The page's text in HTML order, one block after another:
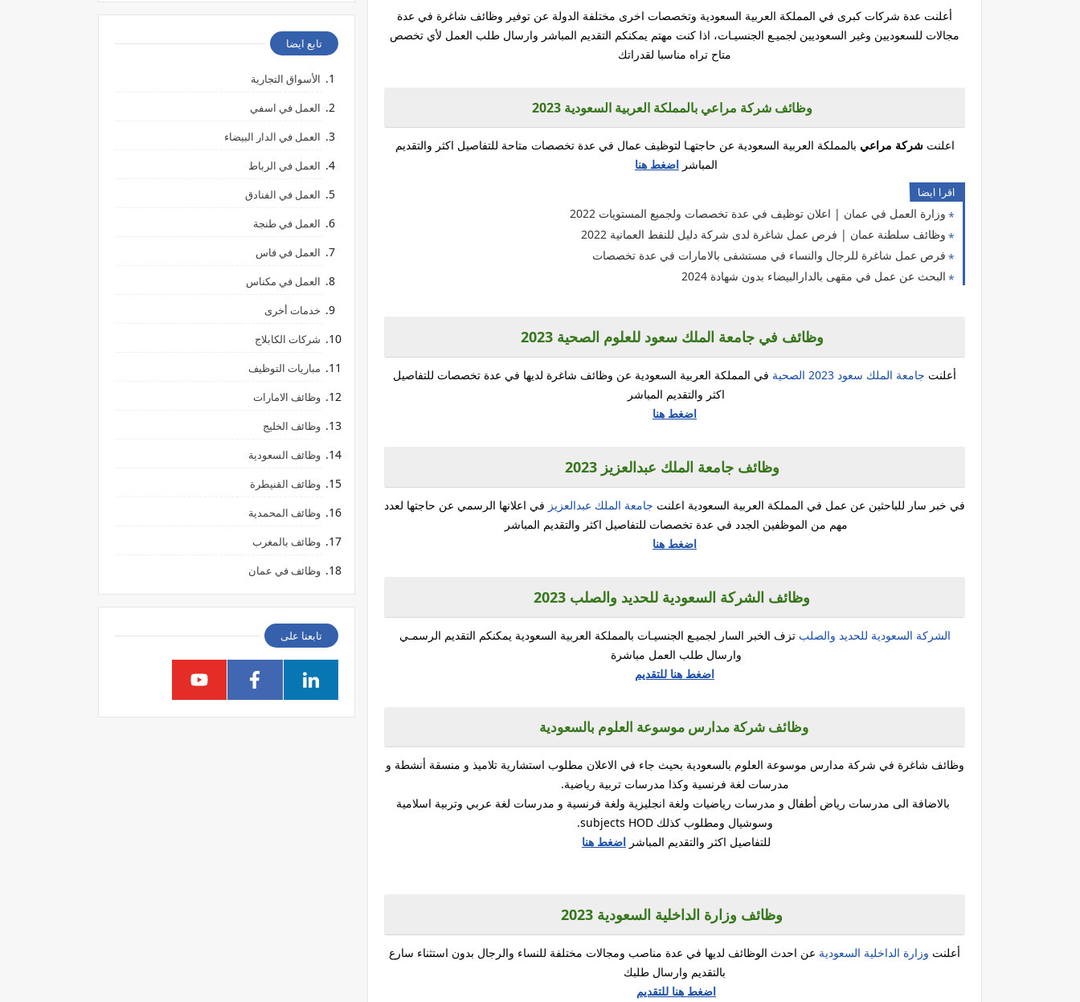
أعلنت عدة شركات كبرى في المملكة العربية السعودية وتخصصات اخرى مختلفة الدولة عن توفير وظائف شاغرة في عدة
مجالات للسعوديين وغير السعوديين لجميـع الجنسيـات، اذا كنت مهتم يمكنكم التقديم المباشر وارسال طلب العمل لأي تخصص
متاح تراه مناسبا لقدراتك
وظائف شركة مراعي بالمملكة العربية السعودية 2023
اعلنتشركة مراعي بالمملكة العربية السعودية عن حاجتهـا لتوظيف عمال في عدة تخصصات متاحة للتفاصيل اكثر والتقديم
المباشر اضغط هنا
اقرا ايضا
وزارة العمل في عمان | اعلان توظيف في عدة تخصصات ولجميع المستويات 2022
وظائف سلطنة عمان | فرص عمل شاغرة لدى شركة دليل للنفط العمانية 2022
فرص عمل شاغرة للرجال والنساء في مستشفى بالامارات في عدة تخصصات
البحث عن عمل في مقهى بالدارالبيضاء بدون شهادة 2024
وظائف في جامعة الملك سعود للعلوم الصحية 2023
أعلنت جامعة الملك سعود 2023 الصحية
في المملكة العربية السعودية عن وظائف شاغرة لديها في عدة تخصصات للتفاصيل
اكثر والتقديم المباشر
اضغط هنا
وظائف جامعة الملك عبدالعزيز 2023
في خبر سار للباحثين عن عمل في المملكة العربية السعودية اعلنت جامعة الملك عبدالعزيز في اعلانها الرسمي عن حاجتها لعدد
مهم من الموظفين الجدد في عدة تخصصات للتفاصيل اكثر والتقديم المباشر
اضغط هنا
وظائف الشركة السعودية للحديد والصلب 2023
الشركة السعودية للحديد والصلب تزف الخبر السار لجميـع الجنسيـات بالمملكة العربية السعودية يمكنكم التقديم الرسمـي
وارسال طلب العمل مباشرة
اضغط هنا للتقديم
وظائف شركة مدارس موسوعة العلوم بالسعودية
وظائف شاغرة في شركة مدارس موسوعة العلوم بالسعودية بحيث جاء في الاعلان مطلوب استشارية تلاميذ و منسقة أنشطة و
مدرسات لغة فرنسية وكذا مدرسات تربية رياضية.
بالاضافة الى مدرسات رياض أطفال و مدرسات رياضيات ولغة انجليزية ولغة فرنسية و مدرسات لغة عربي وتربية اسلامية
وسوشيال ومطلوب كذلك subjects HOD.
للتفاصيل اكثر والتقديم المباشر اضغط هنا
وظائف وزارة الداخلية السعودية 2023
أعلنت وزارة الداخلية السعودية عن احدث الوظائف لديها في عدة مناصب ومجالات مختلفة للنساء والرجال بدون استثناء سارع
بالتقديم وارسال طلبك
اضغط هنا للتقديم
تابع ايضا
الأسواق التجارية
العمل في اسفي
العمل في الدار البيضاء
العمل في الرباط
العمل في الفنادق
العمل في طنجة
العمل في فاس
العمل في مكناس
خدمات أخرى
شركات الكابلاج
مباريات التوظيف
وظائف الامارات
وظائف الخليج
وظائف السعودية
وظائف القنيطرة
وظائف المحمدية
وظائف بالمغرب
وظائف في عمان
تابعنا على